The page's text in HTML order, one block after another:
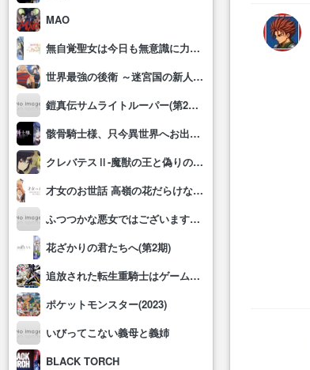
MAO
無自覚聖女は今日も無意識に力を垂れ流す
世界最強の後衛 ～迷宮国の新人探索者～
鎧真伝サムライトルーパー(第2クール)
骸骨騎士様、只今異世界へお出掛け中Ⅱ
クレバテスⅡ-魔獣の王と偽りの勇者伝承-
才女のお世話 高嶺の花だらけな名門校で、学院一のお嬢様(生活能力皆無)を陰ながらお世話することになりました
ふつつかな悪女ではございますが～雛宮蝶鼠とりかえ伝～
花ざかりの君たちへ(第2期)
追放された転生重騎士はゲーム知識で無双する
ポケットモンスター(2023)
いびってこない義母と義姉
BLACK TORCH